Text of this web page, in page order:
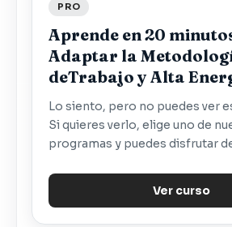
PRO
Aprende en 20
Adaptar la
deTrabajo y Alta
Lo siento, pero no puedes ver
Si quieres verlo, elige uno de
programas y puedes disfrutar
Ver curso